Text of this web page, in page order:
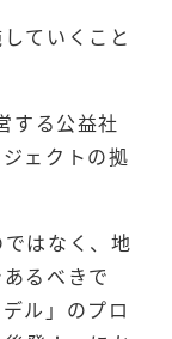
ていくこと
する公益社
ェクトの拠
はなく、地
るべきで
ル」のプロ